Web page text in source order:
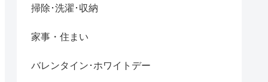
掃除･洗濯･収納
家事・住まい
バレンタイン･ホワイトデー